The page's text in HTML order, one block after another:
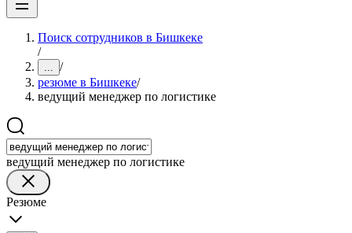
Поиск сотрудников в Бишкеке
/
... /
резюме в Бишкеке/
ведущий менеджер по логистике
ведущий менеджер по логистике
Резюме